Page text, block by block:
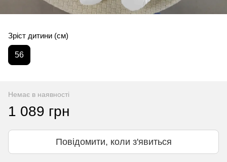
Зріст дитини (см)
56
Немає в наявності
1 089 грн
Повідомити, коли з'явиться